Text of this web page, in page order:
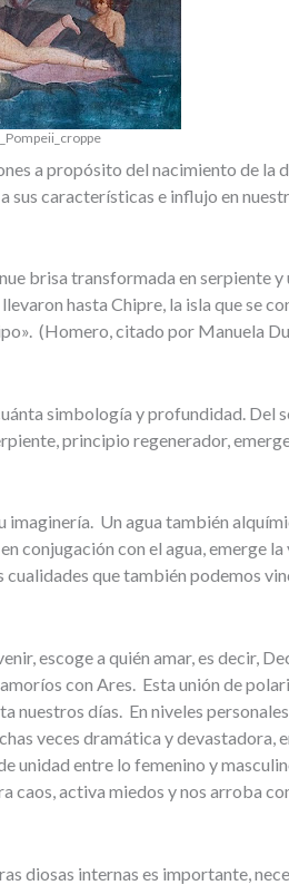
a propósito del nacimiento de la
sus características e influjo en
brisa transformada en serpiente y
hasta Chipre, la isla que se
(Homero, citado por Manuela
simbología y profundidad. Del
principio regenerador,
imaginería. Un agua también
conjugación con el agua, emerge
que también podemos
escoge a quién amar, es decir,
con Ares. Esta unión de
nuestros días. En niveles
veces dramática y devastadora,
unidad entre lo femenino y
caos, activa miedos y nos arroba
diosas internas es importante,